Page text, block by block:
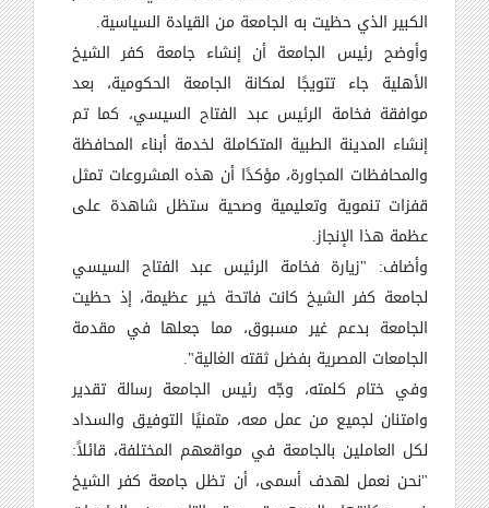
الكبير الذي حظيت به الجامعة من القيادة السياسية.
وأوضح رئيس الجامعة أن إنشاء جامعة كفر الشيخ
الأهلية جاء تتويجًا لمكانة الجامعة الحكومية، بعد
موافقة فخامة الرئيس عبد الفتاح السيسي، كما تم
إنشاء المدينة الطبية المتكاملة لخدمة أبناء المحافظة
والمحافظات المجاورة، مؤكدًا أن هذه المشروعات تمثل
قفزات تنموية وتعليمية وصحية ستظل شاهدة على
عظمة هذا الإنجاز.
وأضاف: "زيارة فخامة الرئيس عبد الفتاح السيسي
لجامعة كفر الشيخ كانت فاتحة خير عظيمة، إذ حظيت
الجامعة بدعم غير مسبوق، مما جعلها في مقدمة
الجامعات المصرية بفضل ثقته الغالية".
وفي ختام كلمته، وجّه رئيس الجامعة رسالة تقدير
وامتنان لجميع من عمل معه، متمنيًا التوفيق والسداد
لكل العاملين بالجامعة في مواقعهم المختلفة، قائلاً:
"نحن نعمل لهدف أسمى، أن تظل جامعة كفر الشيخ